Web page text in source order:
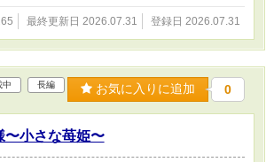
最終更新日 2026.07.31 登録日 2026.07.31
中 長編 お気に入りに追加 0
〜小さな苺姫〜